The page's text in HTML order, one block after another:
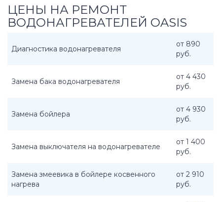
ЦЕНЫ НА РЕМОНТ
ВОДОНАГРЕВАТЕЛЕЙ OASIS
Диагностика водонагревателя
от 890
руб.
Замена бака водонагревателя
от 4 430
руб.
Замена бойлера
от 4 930
руб.
Замена выключателя на водонагревателе
от 1 400
руб.
Замена змеевика в бойлере косвенного
нагрева
от 2 910
руб.